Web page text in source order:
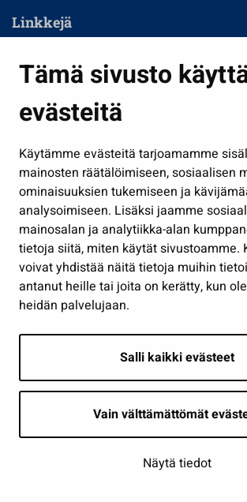
Tämä sivusto
evästeitä
Käytämme evästeitä tarjoamamme
mainosten räätälöimiseen, sosiaalisen
ominaisuuksien tukemiseen ja
analysoimiseen. Lisäksi jaamme
mainosalan ja analytiikka-alan
tietoja siitä, miten käytät sivustoamme.
voivat yhdistää näitä tietoja muihin
antanut heille tai joita on kerätty, kun
heidän palvelujaan.
Salli kaikki evästeet
Vain välttämättömät
Näytä tiedot
Linkkejä
Kasvatus ja opetus
Kulttuuri ja liikunta
Työ ja yrittäminen
Osallistu ja asioi
Näytä omat evästeasetukseni
Seuraa meitä
Saavutettavuusseloste | ©